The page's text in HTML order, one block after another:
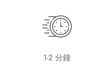
1-2 分鐘